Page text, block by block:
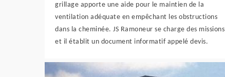
grillage apporte une aide pour le maintien de la
ventilation adéquate en empêchant les obstructions
dans la cheminée. JS Ramoneur se charge des missions
et il établit un document informatif appelé devis.